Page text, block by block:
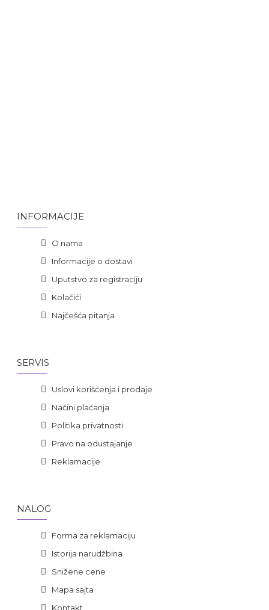
INFORMACIJE
O nama
Informacije o dostavi
Uputstvo za registraciju
Kolačići
Najčešća pitanja
SERVIS
Uslovi korišćenja i prodaje
Načini plaćanja
Politika privatnosti
Pravo na odustajanje
Reklamacije
NALOG
Forma za reklamaciju
Istorija narudžbina
Snižene cene
Mapa sajta
Kontakt